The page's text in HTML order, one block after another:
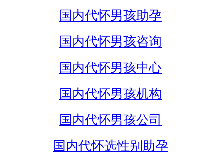
国内代怀男孩助孕
国内代怀男孩咨询
国内代怀男孩中心
国内代怀男孩机构
国内代怀男孩公司
国内代怀选性别助孕